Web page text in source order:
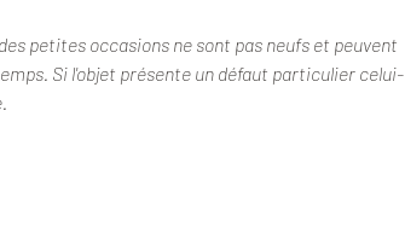
petites occasions ne sont pas neufs et peuvent
Si l'objet présente un défaut particulier celui-